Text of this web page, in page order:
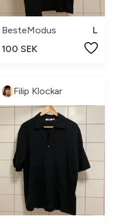
BesteModus
L
100 SEK
Filip Klockar